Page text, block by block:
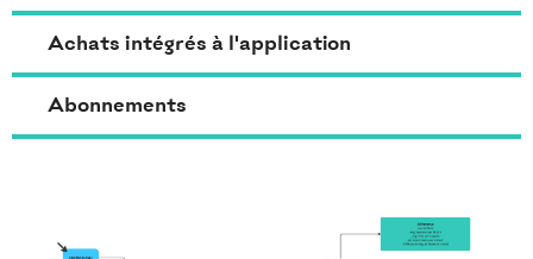
Achats intégrés à l'application
Abonnements